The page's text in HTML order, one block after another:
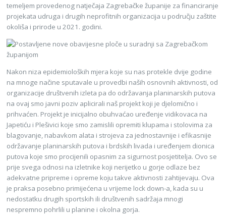
temeljem provedenog natječaja Zagrebačke županije za financiranje
projekata udruga i drugih neprofitnih organizacija u području zaštite
okoliša i prirode u 2021. godini.
Nakon niza epidemioloških mjera koje su nas protekle dvije godine
na mnoge načine sputavale u provedbi naših osnovnih aktivnosti, od
organizacije društvenih izleta pa do održavanja planinarskih putova
na ovaj smo javni poziv aplicirali naš projekt koji je djelomično i
prihvaćen. Projekt je inicijalno obuhvaćao uređenje vidikovaca na
Japetiću i Plešivici koje smo zamislili opremiti klupama i stolovima za
blagovanje, nabavkom alata i strojeva za jednostavnije i efikasnije
održavanje planinarskih putova i brdskih livada i uređenjem dionica
putova koje smo procijenili opasnim za sigurnost posjetitelja. Ovo se
prije svega odnosi na izletnike koji nerijetko u gorje odlaze bez
adekvatne pripreme i opreme koju takve aktivnosti zahtijevaju. Ova
je praksa posebno primijećena u vrijeme lock down-a, kada su u
nedostatku drugih sportskih ili društvenih sadržaja mnogi
nespremno pohrlili u planine i okolna gorja.